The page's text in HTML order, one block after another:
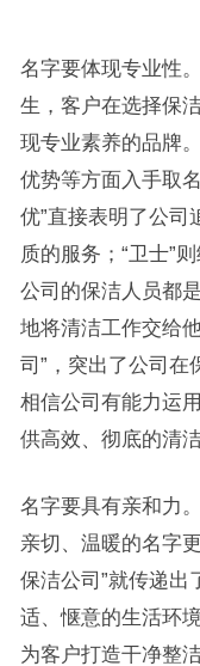
名字要体现专业性
生，客户在选择保
现专业素养的品牌
优势等方面入手取
优”直接表明了公司
质的服务；“卫士”
公司的保洁人员都
地将清洁工作交给
司”，突出了公司在
相信公司有能力运
供高效、彻底的清洁
名字要具有亲和力
亲切、温暖的名字
保洁公司”就传递出
适、惬意的生活环
为客户打造干净整